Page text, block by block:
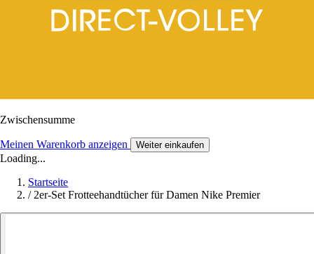
Zwischensumme
Meinen Warenkorb anzeigen Weiter einkaufen
Loading...
Startseite
/ 2er-Set Frotteehandtücher für Damen Nike Premier